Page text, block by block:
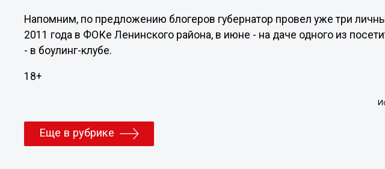
Напомним, по предложению блогеров губернатор провел уже три
2011 года в ФОКе Ленинского района, в июне - на даче одного из
- в боулинг-клубе.
18+
Еще в рубрике